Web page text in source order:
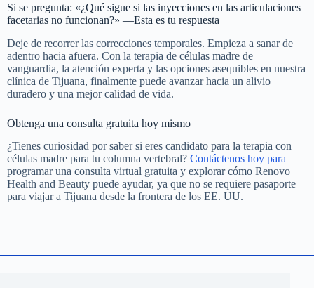
Si se pregunta: «¿Qué sigue si las inyecciones en las articulaciones
facetarias no funcionan?» —Esta es tu respuesta
Deje de recorrer las correcciones temporales. Empieza a sanar de
adentro hacia afuera. Con la terapia de células madre de
vanguardia, la atención experta y las opciones asequibles en nuestra
clínica de Tijuana, finalmente puede avanzar hacia un alivio
duradero y una mejor calidad de vida.
Obtenga una consulta gratuita hoy mismo
¿Tienes curiosidad por saber si eres candidato para la terapia con
células madre para tu columna vertebral? Contáctenos hoy para
programar una consulta virtual gratuita y explorar cómo Renovo
Health and Beauty puede ayudar, ya que no se requiere pasaporte
para viajar a Tijuana desde la frontera de los EE. UU.